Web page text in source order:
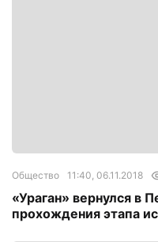
Общество 11:40, 06.11.2018
«Ураган» вернулся в
прохождения этапа